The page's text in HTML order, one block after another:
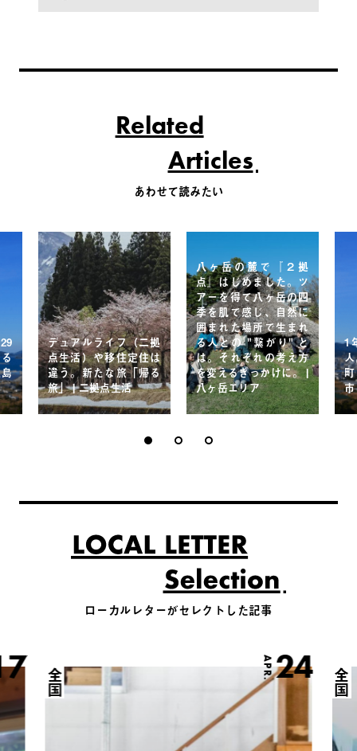
Related
Articles
あわせて読みたい
デュアルライフ（二拠
点生活）や移住定住は
違う。新たな旅「帰る
旅」 | 二拠点生活
八ヶ岳の麓で『２拠
点』はじめました。ツ
アーを得て八ヶ岳の四
季を肌で感じ、自然に
囲まれた場所で生まれ
る人との "繋がり" と
は。それぞれの考え方
を変えるきっかけに。 |
八ヶ岳エリア
1
市
ローカルレターがセレクトした記事
APR.24
全国 全国